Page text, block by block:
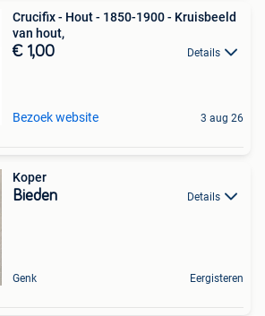
Crucifix - Hout - 1850-1900 - Kruisbeeld
van hout,
€ 1,00 Details
Bezoek website 3 aug 26
Koper
Bieden Details
Genk Eergisteren